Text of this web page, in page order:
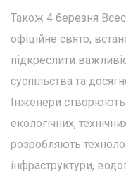
Також 4 березня
офіційне свято,
підкреслити
суспільства та
Інженери створюють
екологічних,
розробляють
інфраструктури,